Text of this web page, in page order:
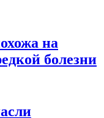
на
болезни